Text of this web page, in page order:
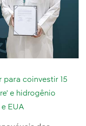
para coinvestir 15
e hidrogênio
EUA